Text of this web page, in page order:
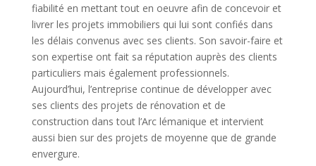
fiabilité en mettant tout en oeuvre afin de concevoir et
livrer les projets immobiliers qui lui sont confiés dans
les délais convenus avec ses clients. Son savoir-faire et
son expertise ont fait sa réputation auprès des clients
particuliers mais également professionnels.
Aujourd’hui, l’entreprise continue de développer avec
ses clients des projets de rénovation et de
construction dans tout l’Arc lémanique et intervient
aussi bien sur des projets de moyenne que de grande
envergure.